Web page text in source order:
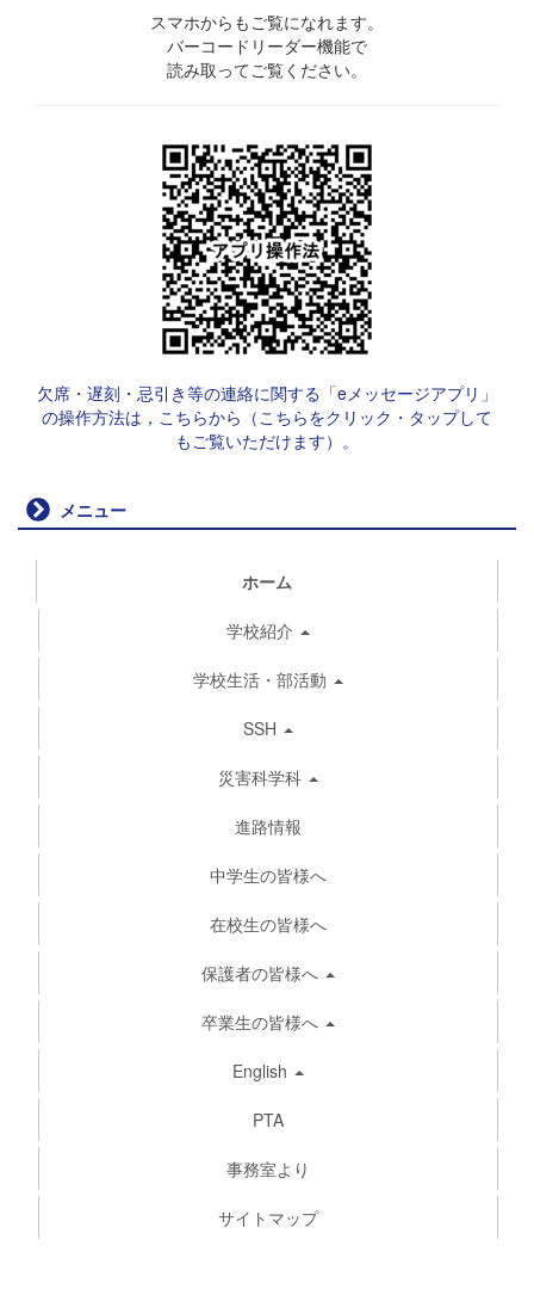
スマホからもご覧になれます。
バーコードリーダー機能で
読み取ってご覧ください。
欠席・遅刻・忌引き等の連絡に関する「eメッセージアプリ」
の操作方法は，こちらから（こちらをクリック・タップして
もご覧いただけます）。
メニュー
ホーム
学校紹介
学校生活・部活動
SSH
災害科学科
進路情報
中学生の皆様へ
在校生の皆様へ
保護者の皆様へ
卒業生の皆様へ
English
PTA
事務室より
サイトマップ